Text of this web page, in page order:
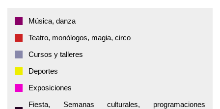
Música, danza
Teatro, monólogos, magia, circo
Cursos y talleres
Deportes
Exposiciones
Fiesta, Semanas culturales, programaciones